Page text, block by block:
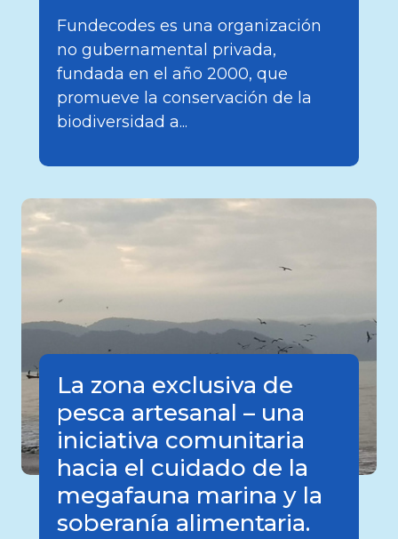
Fundecodes es una organización
no gubernamental privada,
fundada en el año 2000, que
promueve la conservación de la
biodiversidad a...
La zona exclusiva de
pesca artesanal – una
iniciativa comunitaria
hacia el cuidado de la
megafauna marina y la
soberanía alimentaria.